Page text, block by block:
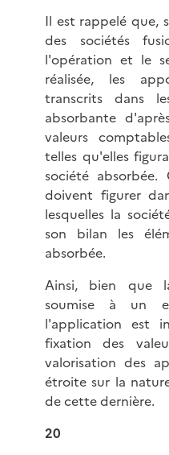
Il est rappelé que,
des sociétés
l'opération et le
réalisée, les
transcrits dans
absorbante
valeurs
telles qu'elles
société
doivent figurer
lesquelles la
son bilan les
absorbée.
Ainsi, bien que
soumise à un
l'application est
fixation des
valorisation des
étroite sur la
de cette dernière.
20